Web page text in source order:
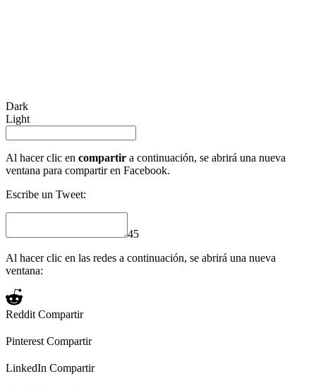
Dark
Light
Al hacer clic en compartir a continuación, se abrirá una nueva
ventana para compartir en Facebook.
Escribe un Tweet:
45
Al hacer clic en las redes a continuación, se abrirá una nueva
ventana:
Reddit Compartir
Pinterest Compartir
LinkedIn Compartir